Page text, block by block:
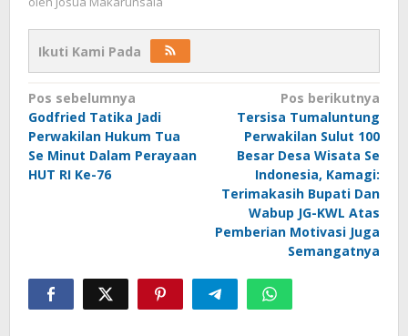
Ikuti Kami Pada
Navigasi
pos
Pos sebelumnya
Godfried Tatika Jadi
Perwakilan Hukum Tua
Se Minut Dalam Perayaan
HUT RI Ke-76
Pos berikutnya
Tersisa Tumaluntung
Perwakilan Sulut 100
Besar Desa Wisata Se
Indonesia, Kamagi:
Terimakasih Bupati Dan
Wabup JG-KWL Atas
Pemberian Motivasi Juga
Semangatnya